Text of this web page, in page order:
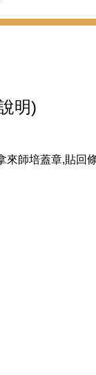
明)
師培蓋章,貼回